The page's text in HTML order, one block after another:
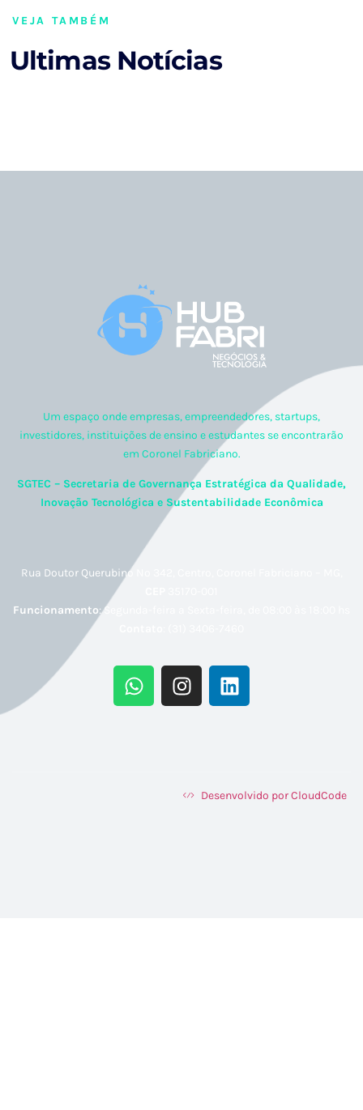
VEJA TAMBÉM
Ultimas Notícias
Um espaço onde empresas, empreendedores, startups,
investidores, instituições de ensino e estudantes se encontrarão
em Coronel Fabriciano.
SGTEC – Secretaria de Governança Estratégica da Qualidade,
Inovação Tecnológica e Sustentabilidade Econômica
Rua Doutor Querubino Nº 342, Centro, Coronel Fabriciano – MG,
Funcionamento: Segunda-feira a Sexta-feira, de 08:00 às 18:00 hs
Desenvolvido por CloudCode